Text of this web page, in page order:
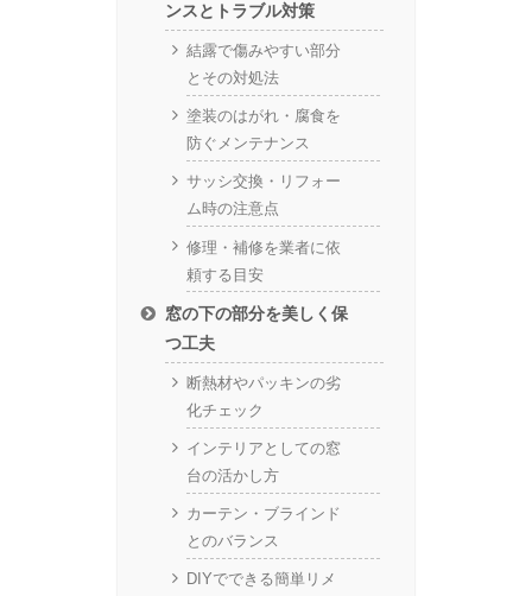
ンスとトラブル対策
結露で傷みやすい部分
とその対処法
塗装のはがれ・腐食を
防ぐメンテナンス
サッシ交換・リフォー
ム時の注意点
修理・補修を業者に依
頼する目安
窓の下の部分を美しく保
つ工夫
断熱材やパッキンの劣
化チェック
インテリアとしての窓
台の活かし方
カーテン・ブラインド
とのバランス
DIYでできる簡単リメ